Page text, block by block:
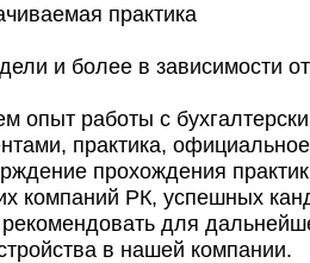
практика
и более в зависимости
опыт работы с
практика, официальное
прохождения
компаний РК, успешных
для
в нашей компании.